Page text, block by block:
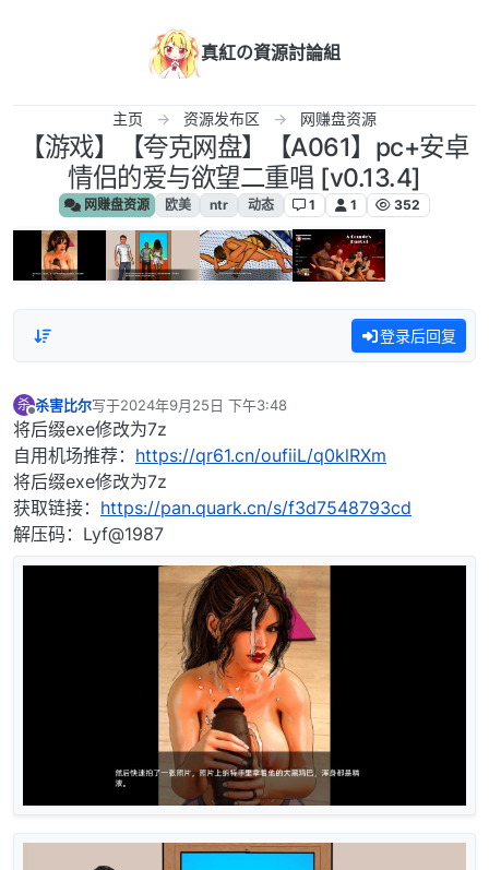
真紅の資源討論組
主页 资源发布区 网赚盘资源
【游戏】‎【夸克网盘】【A061】pc+安卓
情侣的爱与欲望二重唱 [v0.13.4]
网赚盘资源 欧美 ntr 动态 1 1 352
登录后回复
杀
离线
杀害比尔写于2024年9月25日 下午3:48
最后由 编辑
将后缀exe修改为7z
自用机场推荐： https://qr61.cn/oufiiL/q0klRXm
将后缀exe修改为7z
获取链接： https://pan.quark.cn/s/f3d7548793cd
解压码：Lyf@1987